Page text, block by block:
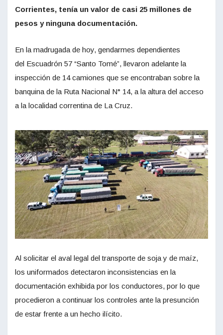
Corrientes, tenía un valor de casi 25 millones de
pesos y ninguna documentación.
En la madrugada de hoy, gendarmes dependientes
del Escuadrón 57 “Santo Tomé”, llevaron adelante la
inspección de 14 camiones que se encontraban sobre la
banquina de la Ruta Nacional N° 14, a la altura del acceso
a la localidad correntina de La Cruz.
Al solicitar el aval legal del transporte de soja y de maíz,
los uniformados detectaron inconsistencias en la
documentación exhibida por los conductores, por lo que
procedieron a continuar los controles ante la presunción
de estar frente a un hecho ilícito.